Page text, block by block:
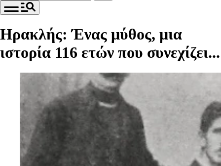
Ηρακλής: Ένας μύθος, μια
ιστορία 116 ετών που συνεχίζει...